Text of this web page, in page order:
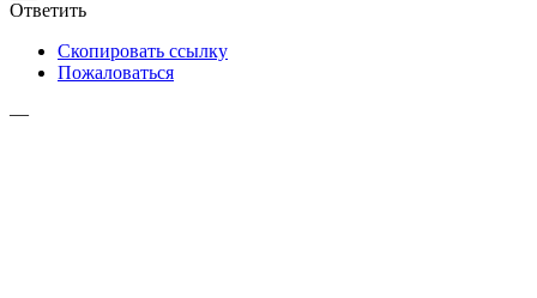
Ответить
Скопировать ссылку
Пожаловаться
—